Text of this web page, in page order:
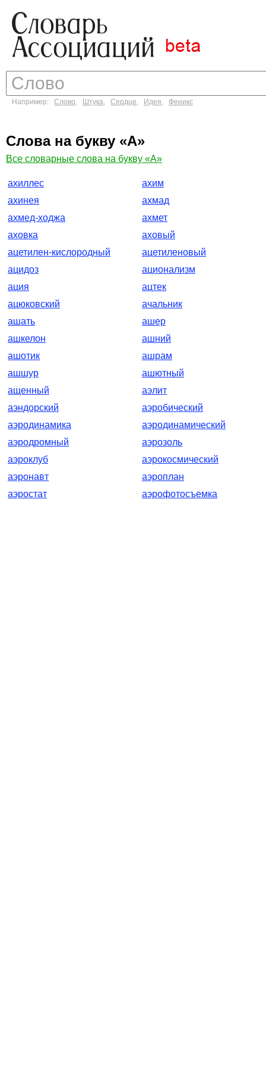
Например: Слово, Штука, Сердце, Идея, Феникс
Слова на букву «А»
Все словарные слова на букву «А»
ахиллес
ахим
ахинея
ахмад
ахмед-ходжа
ахмет
аховка
аховый
ацетилен-кислородный
ацетиленовый
ацидоз
ационализм
ация
ацтек
ацюковский
ачальник
ашать
ашер
ашкелон
ашний
ашотик
ашрам
ашшур
ашютный
ащенный
аэлит
аэндорский
аэробический
аэродинамика
аэродинамический
аэродромный
аэрозоль
аэроклуб
аэрокосмический
аэронавт
аэроплан
аэростат
аэрофотосъемка